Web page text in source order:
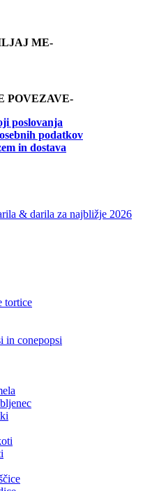
ME-
POVEZAVE-
poslovanja
podatkov
in dostava
& darila za najbližje 2026
tortice
in conepopsi